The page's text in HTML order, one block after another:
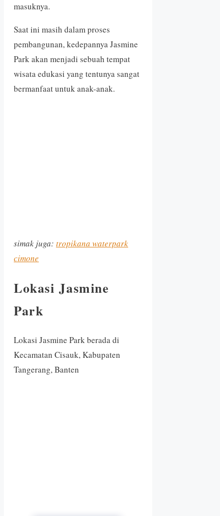
masuknya.
Saat ini masih dalam proses
pembangunan, kedepannya Jasmine
Park akan menjadi sebuah tempat
wisata edukasi yang tentunya sangat
bermanfaat untuk anak-anak.
simak juga: tropikana waterpark
cimone
Lokasi Jasmine
Park
Lokasi Jasmine Park berada di
Kecamatan Cisauk, Kabupaten
Tangerang, Banten